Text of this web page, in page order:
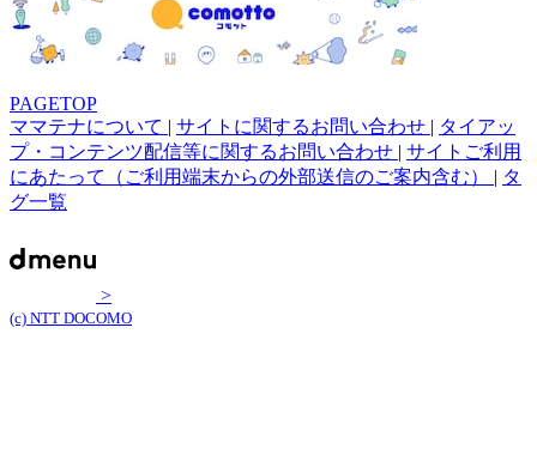
PAGETOP
ママテナについて | サイトに関するお問い合わせ | タイアッ
プ・コンテンツ配信等に関するお問い合わせ | サイトご利用
にあたって（ご利用端末からの外部送信のご案内含む） | タ
グ一覧
>
(c) NTT DOCOMO